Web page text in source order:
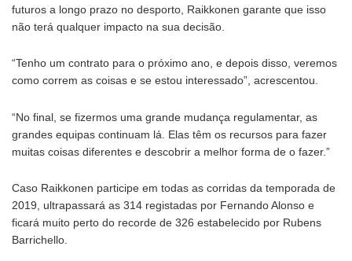
futuros a longo prazo no desporto, Raikkonen garante que isso
não terá qualquer impacto na sua decisão.
“Tenho um contrato para o próximo ano, e depois disso, veremos
como correm as coisas e se estou interessado”, acrescentou.
“No final, se fizermos uma grande mudança regulamentar, as
grandes equipas continuam lá. Elas têm os recursos para fazer
muitas coisas diferentes e descobrir a melhor forma de o fazer.”
Caso Raikkonen participe em todas as corridas da temporada de
2019, ultrapassará as 314 registadas por Fernando Alonso e
ficará muito perto do recorde de 326 estabelecido por Rubens
Barrichello.